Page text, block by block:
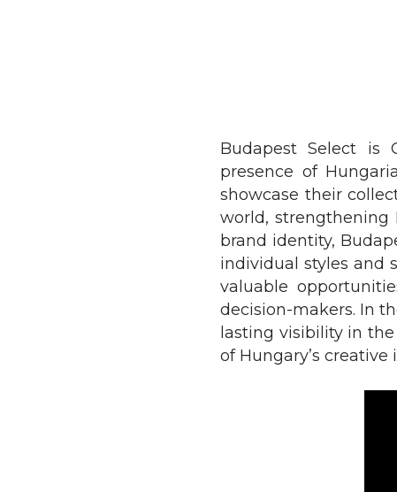
Budapest Select is
presence of
showcase their
world, strengthening
brand identity,
individual styles and
valuable
decision-makers. In
lasting visibility in
of Hungary’s creative